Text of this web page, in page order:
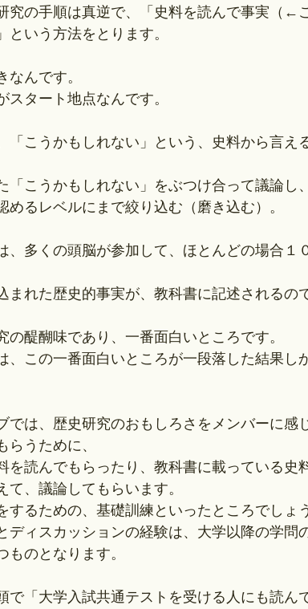
究の手順は真逆で、「史料を読んで事実（←
という方法をとります。
なんです。
スタート地点なんです。
「こうかもしれない」という、史料から言え
「こうかもしれない」をぶつけ合って議論し
めるレベルにまで絞り込む（磨き込む）。
多くの頭脳が参加して、ほとんどの場合１
まれた歴史的事実が、教科書に記述されるの
醍醐味であり、一番面白いところです。
、この一番面白いところが一段落した結果し
では、歴史研究のおもしろさをメンバーに感
らうために、
を読んでもらったり、教科書に載っている史
て、議論してもらいます。
るための、基礎訓練といったところでしょう
ディスカッションの経験は、大学以降の学問
のとなります。
で「大学入試共通テストを受ける人にも読ん